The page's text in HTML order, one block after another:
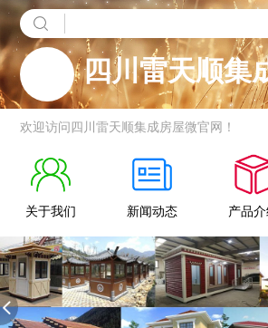
四川雷天顺集
欢迎访问四川雷天顺集成房屋微官网！
关于我们 新闻动态 产品